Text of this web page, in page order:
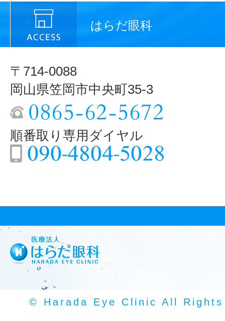
はらだ眼科
〒714-0088
岡山県笠岡市中央町35-3
順番取り専用ダイヤル
© Harada Eye Clinic All